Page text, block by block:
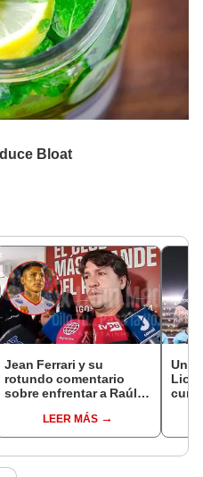
Jean Ferrari y su
rotundo comentario
sobre enfrentar a Raúl
Universitario vs Atlético
Grau: "No hablo de eso"
LEER MÁS
para